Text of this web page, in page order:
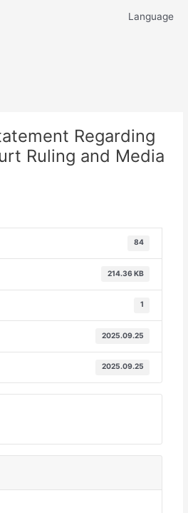
Language
Regarding
Ruling and Media
84
214.36 KB
1
2025.09.25
2025.09.25